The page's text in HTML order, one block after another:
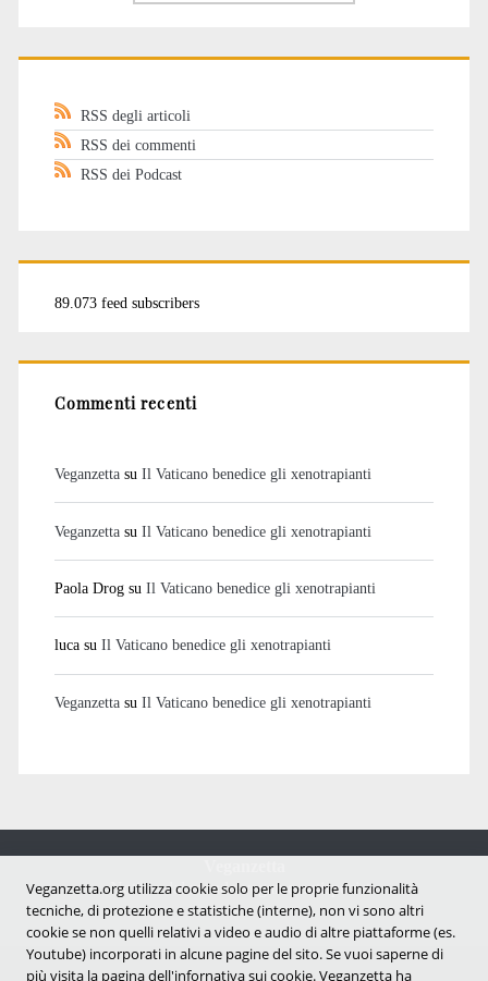
RSS degli articoli
RSS dei commenti
RSS dei Podcast
89.073 feed subscribers
Commenti recenti
Veganzettasu Il Vaticano benedice gli xenotrapianti
Veganzettasu Il Vaticano benedice gli xenotrapianti
Paola Drogsu Il Vaticano benedice gli xenotrapianti
lucasu Il Vaticano benedice gli xenotrapianti
Veganzettasu Il Vaticano benedice gli xenotrapianti
Notizie dal mondo vegan e antispecista
Veganzetta.org utilizza cookie solo per le proprie funzionalità
tecniche, di protezione e statistiche (interne), non vi sono altri
cookie se non quelli relativi a video e audio di altre piattaforme (es.
Youtube) incorporati in alcune pagine del sito. Se vuoi saperne di
più visita la pagina dell'infornativa sui cookie. Veganzetta ha